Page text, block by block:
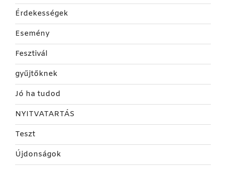
Érdekességek
Esemény
Fesztivál
gyűjtőknek
Jó ha tudod
NYITVATARTÁS
Teszt
Újdonságok